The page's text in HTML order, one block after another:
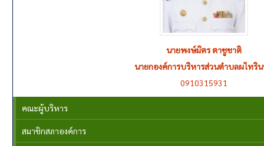
นายพงษ์มิตร ตาชูชาติ
นายกองค์การบริหารส่วนตำบลผไทริ
0910315931
คณะผู้บริหาร
สมาชิกสภาองค์การ